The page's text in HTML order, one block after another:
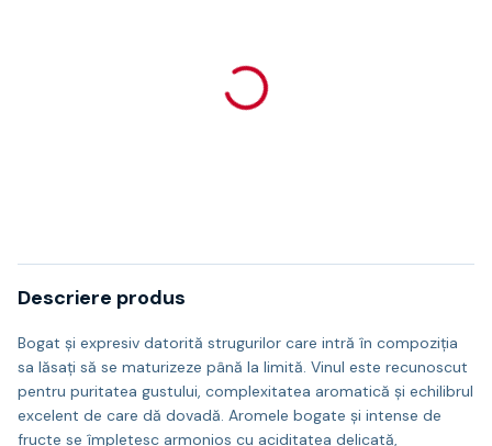
Descriere produs
Bogat și expresiv datorită strugurilor care intră în compoziția
sa lăsați să se maturizeze până la limită. Vinul este recunoscut
pentru puritatea gustului, complexitatea aromatică și echilibrul
excelent de care dă dovadă. Aromele bogate și intense de
fructe se împletesc armonios cu aciditatea delicată,